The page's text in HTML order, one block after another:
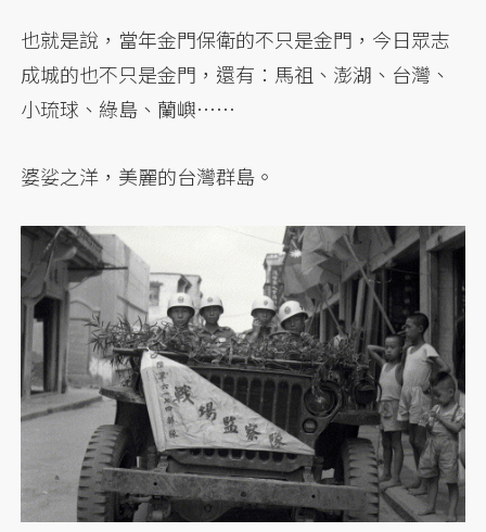
也就是說，當年金門保衛的不只是金門，今日眾志
成城的也不只是金門，還有：馬祖、澎湖、台灣、
小琉球、綠島、蘭嶼……
婆娑之洋，美麗的台灣群島。